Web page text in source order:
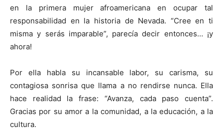
en la primera mujer afroamericana en ocupar tal
responsabilidad en la historia de Nevada. “Cree en ti
misma y serás imparable”, parecía decir entonces… ¡y
ahora!
Por ella habla su incansable labor, su carisma, su
contagiosa sonrisa que llama a no rendirse nunca. Ella
hace realidad la frase: “Avanza, cada paso cuenta”.
Gracias por su amor a la comunidad, a la educación, a la
cultura.